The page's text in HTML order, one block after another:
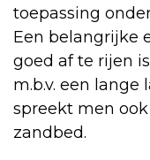
toepassing
Een belangrijke
goed af te rijen
m.b.v. een lange
spreekt men
zandbed.